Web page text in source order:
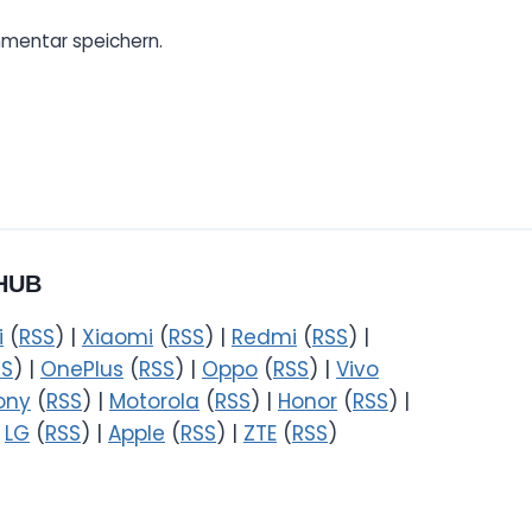
speichern.
(RSS) | Xiaomi (RSS) | Redmi (RSS) |
) | OnePlus (RSS) | Oppo (RSS) | Vivo
(RSS) | Motorola (RSS) | Honor (RSS) |
LG (RSS) | Apple (RSS) | ZTE (RSS)